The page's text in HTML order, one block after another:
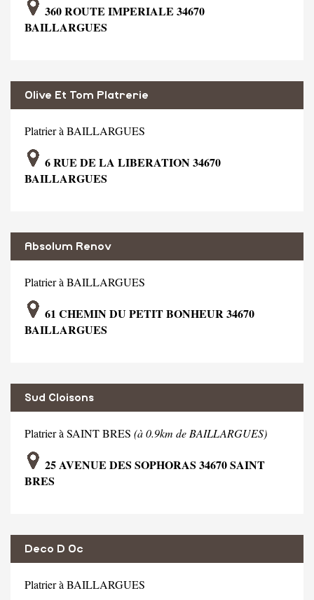
360 ROUTE IMPERIALE 34670
BAILLARGUES
Olive Et Tom Platrerie
Platrier à BAILLARGUES
6 RUE DE LA LIBERATION 34670
BAILLARGUES
Absolum Renov
Platrier à BAILLARGUES
61 CHEMIN DU PETIT BONHEUR 34670
BAILLARGUES
Sud Cloisons
Platrier à SAINT BRES (à 0.9km de BAILLARGUES)
25 AVENUE DES SOPHORAS 34670 SAINT
BRES
Deco D Oc
Platrier à BAILLARGUES